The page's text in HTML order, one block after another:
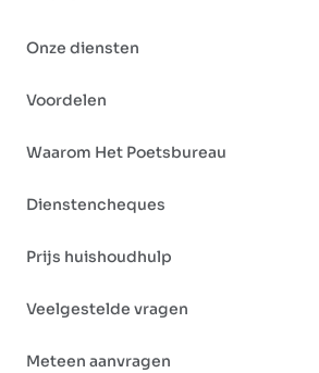
Onze diensten
Voordelen
Waarom Het Poetsbureau
Dienstencheques
Prijs huishoudhulp
Veelgestelde vragen
Meteen aanvragen